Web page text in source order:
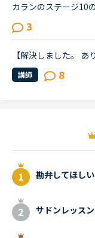
3
講師 8
勘弁してほしい
サドンレッスン